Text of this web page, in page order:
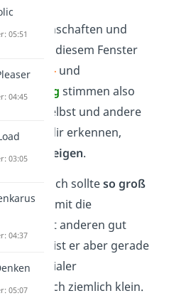
deine
und
in diesem Fenster
Selbst-und
stimmen also
du selbst und andere
an dir erkennen,
offen zeigen.
Bereich sollteso groß
sein, damit die
mit anderen gut
Häufig ist er aber gerade
sozialer
noch ziemlich klein.
05:51
04:45
03:05
04:37
05:07